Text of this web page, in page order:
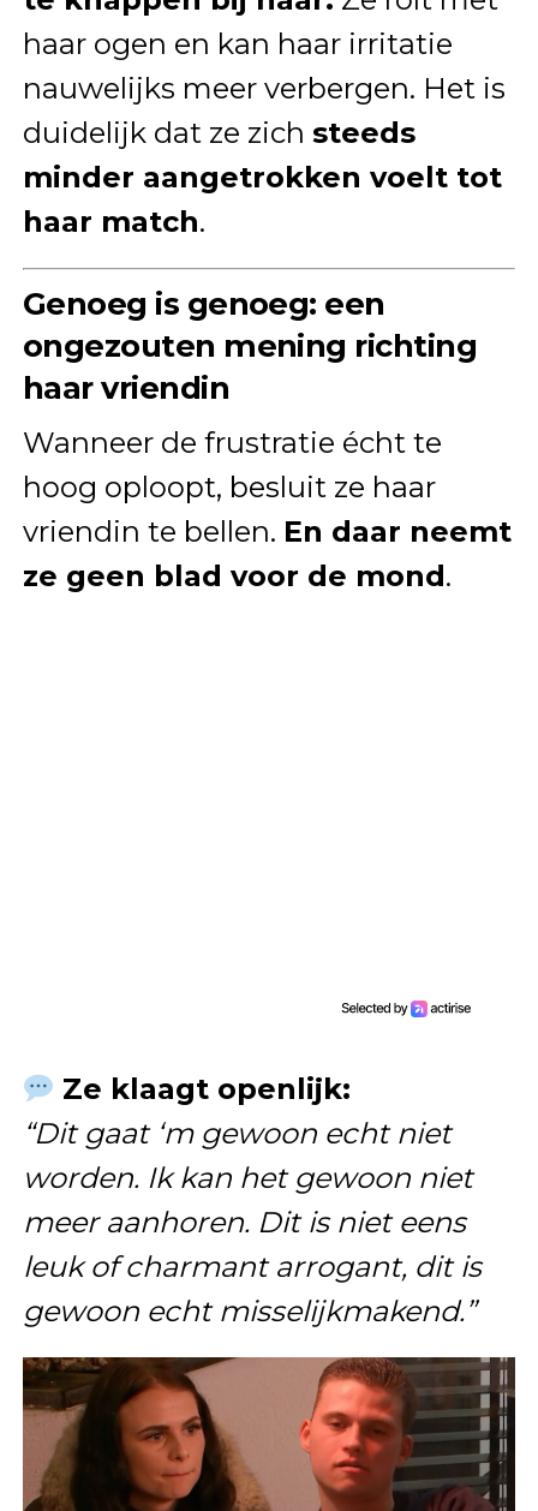
haar ogen en kan haar irritatie
nauwelijks meer verbergen. Het is
duidelijk dat ze zich steeds
minder aangetrokken voelt tot
haar match.
Genoeg is genoeg: een
ongezouten mening richting
haar vriendin
Wanneer de frustratie écht te
hoog oploopt, besluit ze haar
vriendin te bellen. En daar neemt
ze geen blad voor de mond.
Ze klaagt openlijk:
“Dit gaat ‘m gewoon echt niet
worden. Ik kan het gewoon niet
meer aanhoren. Dit is niet eens
leuk of charmant arrogant, dit is
gewoon echt misselijkmakend.”